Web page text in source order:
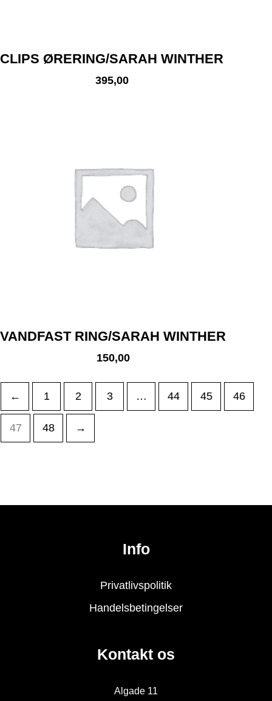
CLIPS ØRERING/SARAH WINTHER
395,00
VANDFAST RING/SARAH WINTHER
150,00
← 1 2 3 … 44 45 46
47 48 →
Info
Privatlivspolitik
Handelsbetingelser
Kontakt os
Algade 11